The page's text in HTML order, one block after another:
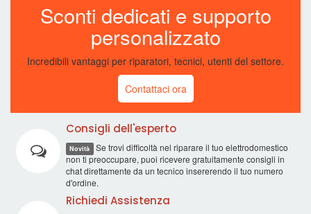
Sconti dedicati e supporto
personalizzato
Incredibili vantaggi per riparatori, tecnici, utenti del settore.
Contattaci ora
Consigli dell'esperto
Novità Se trovi difficoltà nel riparare il tuo elettrodomestico
non ti preoccupare, puoi ricevere gratuitamente consigli in
chat direttamente da un tecnico insererendo il tuo numero
d'ordine.
Richiedi Assistenza